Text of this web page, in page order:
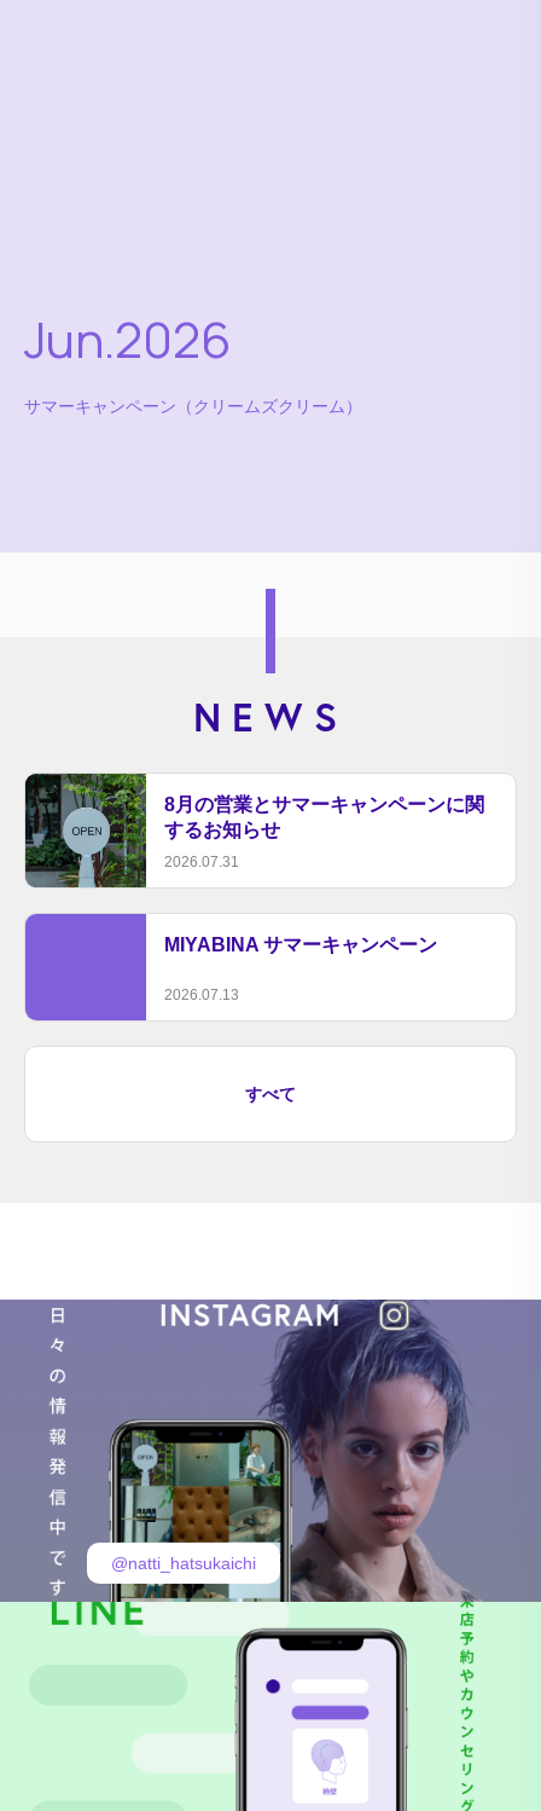
Jun.2026
サマーキャンペーン（クリームズクリーム）
NEWS
8月の営業とサマーキャンペーンに関
するお知らせ
2026.07.31
MIYABINA サマーキャンペーン
2026.07.13
すべて
@natti_hatsukaichi